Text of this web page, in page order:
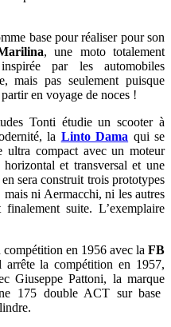
base pour réaliser pour son
, une moto totalement
par les automobiles
mais pas seulement puisque
en voyage de noces !
Tonti étudie un scooter à
la Linto Dama qui se
ultra compact avec un moteur
et transversal et une
sera construit trois prototypes
ni Aermacchi, ni les autres
suite. L’exemplaire
en 1956 avec la FB
la compétition en 1957,
Giuseppe Pattoni, la marque
175 double ACT sur base